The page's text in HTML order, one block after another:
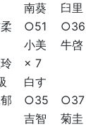
南葵 臼里
○51 ○36
小美 牛啓
× 7
白す
○35 ○37
吉智 菊圭